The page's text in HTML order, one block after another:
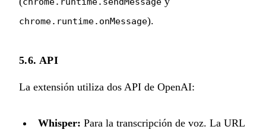
chrome.runtime.onMessage).
5.6. API
La extensión utiliza dos API de OpenAI:
Whisper: Para la transcripción de voz. La URL